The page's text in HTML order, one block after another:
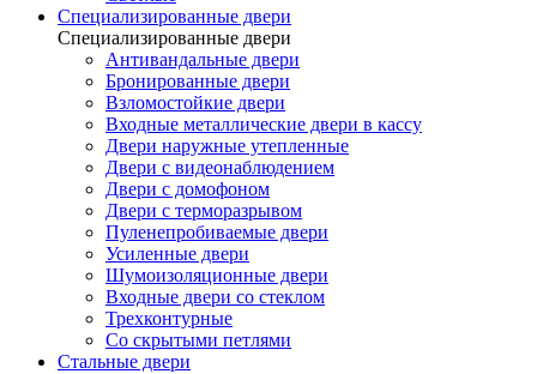
Специализированные двери
Специализированные двери
Антивандальные двери
Бронированные двери
Взломостойкие двери
Входные металлические двери в кассу
Двери наружные утепленные
Двери с видеонаблюдением
Двери с домофоном
Двери с терморазрывом
Пуленепробиваемые двери
Усиленные двери
Шумоизоляционные двери
Входные двери со стеклом
Трехконтурные
Со скрытыми петлями
Стальные двери